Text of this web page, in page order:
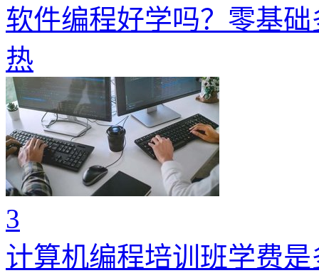
软件编程好学吗？零基
热
3
计算机编程培训班学费